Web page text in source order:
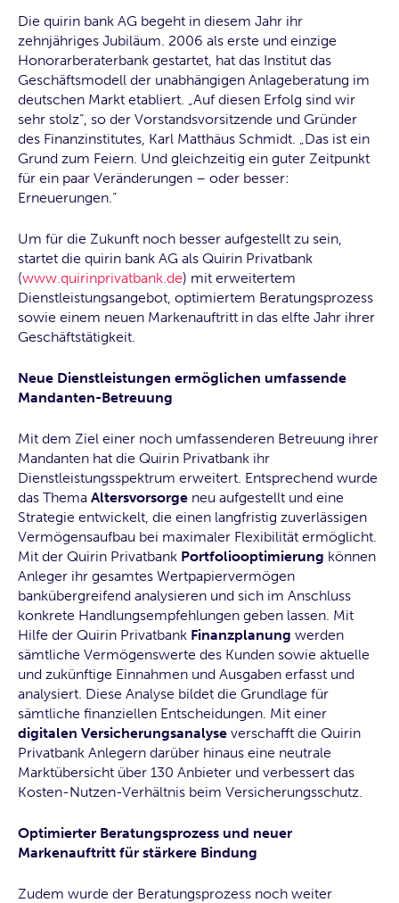
Die quirin bank AG begeht in diesem Jahr ihr
zehnjähriges Jubiläum. 2006 als erste und einzige
Honorarberaterbank gestartet, hat das Institut das
Geschäftsmodell der unabhängigen Anlageberatung im
deutschen Markt etabliert. „Auf diesen Erfolg sind wir
sehr stolz“, so der Vorstandsvorsitzende und Gründer
des Finanzinstitutes, Karl Matthäus Schmidt. „Das ist ein
Grund zum Feiern. Und gleichzeitig ein guter Zeitpunkt
für ein paar Veränderungen – oder besser:
Erneuerungen.“
Um für die Zukunft noch besser aufgestellt zu sein,
startet die quirin bank AG als Quirin Privatbank
(www.quirinprivatbank.de) mit erweitertem
Dienstleistungsangebot, optimiertem Beratungsprozess
sowie einem neuen Markenauftritt in das elfte Jahr ihrer
Geschäftstätigkeit.
Neue Dienstleistungen ermöglichen umfassende
Mandanten-Betreuung
Mit dem Ziel einer noch umfassenderen Betreuung ihrer
Mandanten hat die Quirin Privatbank ihr
Dienstleistungsspektrum erweitert. Entsprechend wurde
das Thema Altersvorsorge neu aufgestellt und eine
Strategie entwickelt, die einen langfristig zuverlässigen
Vermögensaufbau bei maximaler Flexibilität ermöglicht.
Mit der Quirin Privatbank Portfoliooptimierung können
Anleger ihr gesamtes Wertpapiervermögen
bankübergreifend analysieren und sich im Anschluss
konkrete Handlungsempfehlungen geben lassen. Mit
Hilfe der Quirin Privatbank Finanzplanung werden
sämtliche Vermögenswerte des Kunden sowie aktuelle
und zukünftige Einnahmen und Ausgaben erfasst und
analysiert. Diese Analyse bildet die Grundlage für
sämtliche finanziellen Entscheidungen. Mit einer
digitalen Versicherungsanalyse verschafft die Quirin
Privatbank Anlegern darüber hinaus eine neutrale
Marktübersicht über 130 Anbieter und verbessert das
Kosten-Nutzen-Verhältnis beim Versicherungsschutz.
Optimierter Beratungsprozess und neuer
Markenauftritt für stärkere Bindung
Zudem wurde der Beratungsprozess noch weiter